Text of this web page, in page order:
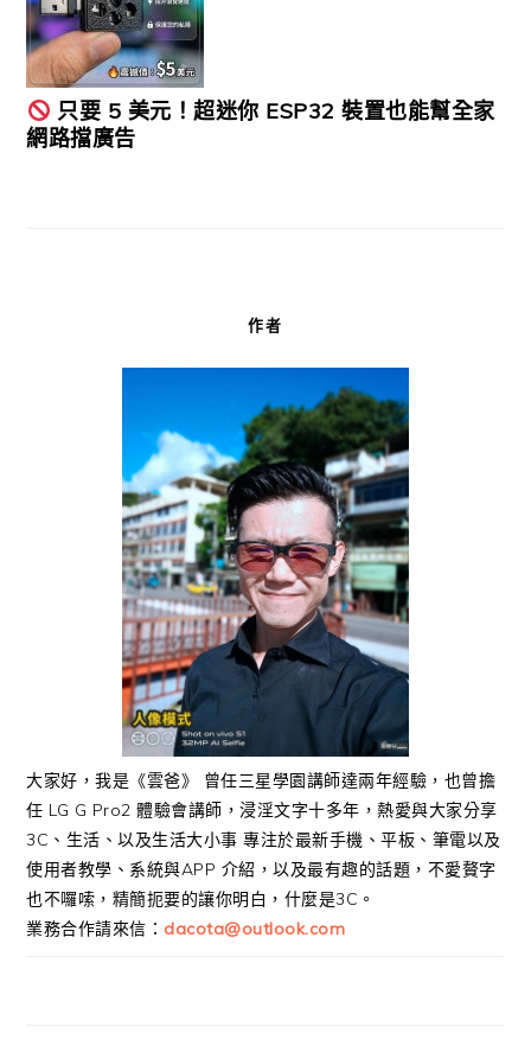
只要 5 美元！超迷你 ESP32 裝置也能幫全家
網路擋廣告
作者
大家好，我是《雲爸》 曾任三星學園講師達兩年經驗，也曾擔
任 LG G Pro2 體驗會講師，浸淫文字十多年，熱愛與大家分享
3C、生活、以及生活大小事 專注於最新手機、平板、筆電以及
使用者教學、系統與APP 介紹，以及最有趣的話題，不愛贅字
也不囉嗦，精簡扼要的讓你明白，什麼是3C。
業務合作請來信： dacota@outlook.com